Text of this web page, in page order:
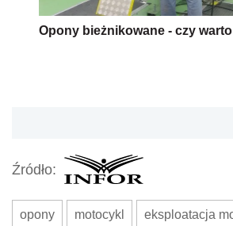
Opony bieżnikowane - czy
Źródło:
opony motocykl eksploatacja